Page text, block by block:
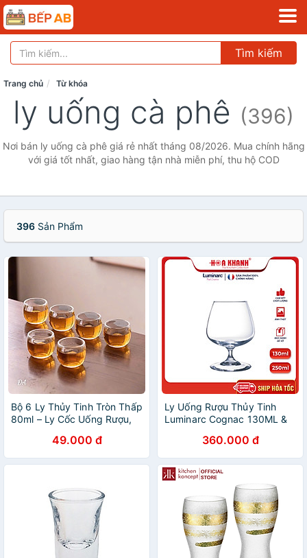
Tìm kiếm
Trang chủ Từ khóa
ly uống cà phê (396)
Nơi bán ly uống cà phê giá rẻ nhất tháng 08/2026. Mua chính hãng
với giá tốt nhất, giao hàng tận nhà miễn phí, thu hộ COD
396 Sản Phẩm
Bộ 6 Ly Thủy Tinh Tròn Thấp
80ml – Ly Cốc Uống Rượu,
Trà Thủy Tinh Dày 2 Lớp
Sang Trọng - HÀNG CHÍNH
HÃNG MINIIN
49.000 đ
Ly Uống Rượu Thủy Tinh
Luminarc Cognac 130ML &
360.000 đ